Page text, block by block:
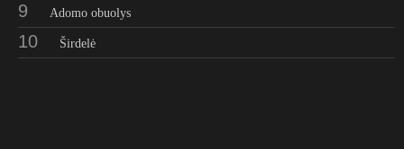
9 Adomo obuolys
10 Širdelė